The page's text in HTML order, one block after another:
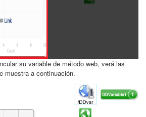
su variable de método web, verá las
muestra a continuación.